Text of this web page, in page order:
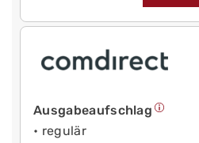
Ausgabeaufschlag
• regulär